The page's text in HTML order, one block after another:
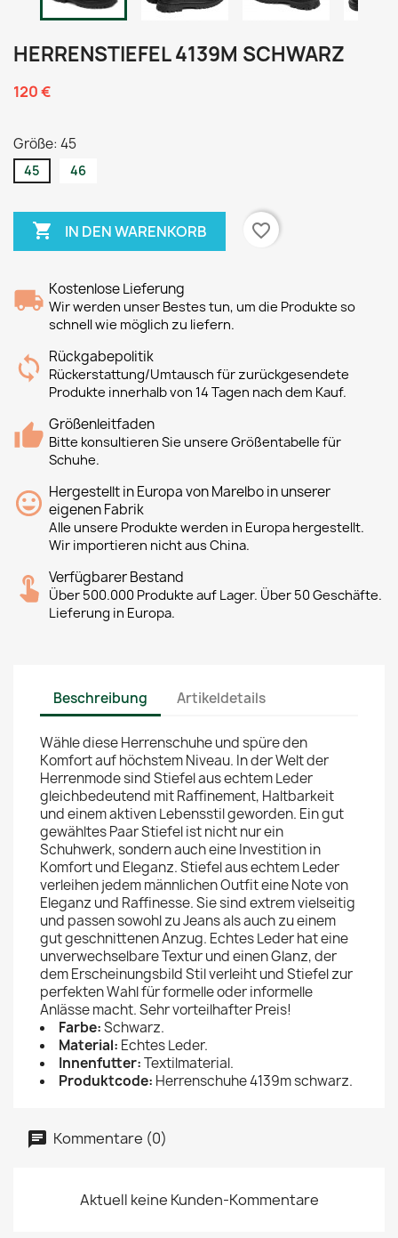
HERRENSTIEFEL 4139M SCHWARZ
120 €
Größe: 45
45 46
 IN DEN WARENKORB favorite_border
Kostenlose Lieferung
Wir werden unser Bestes tun, um die Produkte so
schnell wie möglich zu liefern.
Rückgabepolitik
Rückerstattung/Umtausch für zurückgesendete
Produkte innerhalb von 14 Tagen nach dem Kauf.
Größenleitfaden
Bitte konsultieren Sie unsere Größentabelle für
Schuhe.
Hergestellt in Europa von Marelbo in unserer
eigenen Fabrik
Alle unsere Produkte werden in Europa hergestellt.
Wir importieren nicht aus China.
Verfügbarer Bestand
Über 500.000 Produkte auf Lager. Über 50 Geschäfte.
Lieferung in Europa.
Beschreibung Artikeldetails
Wähle diese Herrenschuhe und spüre den
Komfort auf höchstem Niveau. In der Welt der
Herrenmode sind Stiefel aus echtem Leder
gleichbedeutend mit Raffinement, Haltbarkeit
und einem aktiven Lebensstil geworden. Ein gut
gewähltes Paar Stiefel ist nicht nur ein
Schuhwerk, sondern auch eine Investition in
Komfort und Eleganz. Stiefel aus echtem Leder
verleihen jedem männlichen Outfit eine Note von
Eleganz und Raffinesse. Sie sind extrem vielseitig
und passen sowohl zu Jeans als auch zu einem
gut geschnittenen Anzug. Echtes Leder hat eine
unverwechselbare Textur und einen Glanz, der
dem Erscheinungsbild Stil verleiht und Stiefel zur
perfekten Wahl für formelle oder informelle
Anlässe macht. Sehr vorteilhafter Preis!
Farbe:Schwarz.
Material: Echtes Leder.
Innenfutter:Textilmaterial.
Produktcode: Herrenschuhe 4139m schwarz.
Kommentare (0)
Aktuell keine Kunden-Kommentare